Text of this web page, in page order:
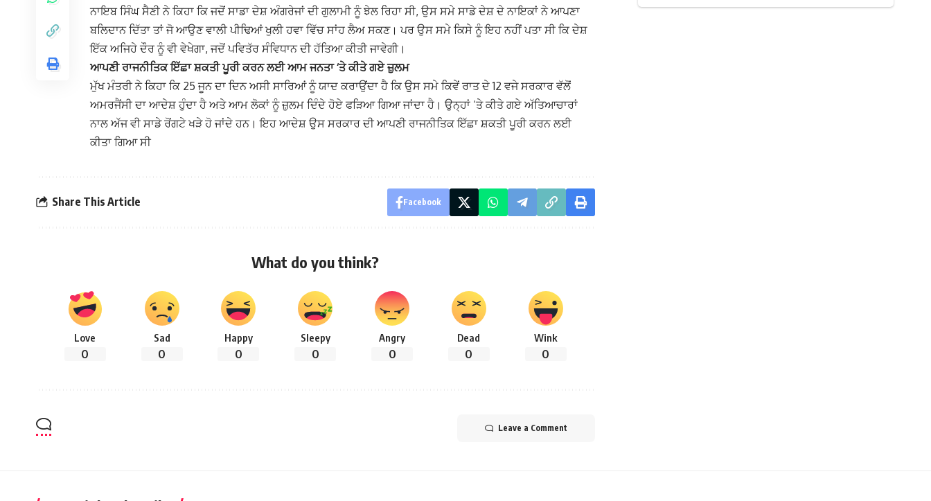
ਨਾਇਬ ਸਿੰਘ ਸੈਣੀ ਨੇ ਕਿਹਾ ਕਿ ਜਦੋਂ ਸਾਡਾ ਦੇਸ਼ ਅੰਗਰੇਜਾਂ ਦੀ ਗੁਲਾਮੀ ਨੂੰ ਝੇਲ ਰਿਹਾ ਸੀ, ਉਸ ਸਮੇ ਸਾਡੇ ਦੇਸ਼ ਦੇ ਨਾਇਕਾਂ ਨੇ ਆਪਣਾ
ਬਲਿਦਾਨ ਦਿੱਤਾ ਤਾਂ ਜੋ ਆਉਣ ਵਾਲੀ ਪੀਢਿਆਂ ਖੁਲੀ ਹਵਾ ਵਿੱਚ ਸਾਂਹ ਲੈਅ ਸਕਣ। ਪਰ ਉਸ ਸਮੇ ਕਿਸੇ ਨੂੰ ਇਹ ਨਹੀਂ ਪਤਾ ਸੀ ਕਿ ਦੇਸ਼
ਇੱਕ ਅਜਿਹੇ ਦੌਰ ਨੂੰ ਵੀ ਵੇਖੇਗਾ, ਜਦੋਂ ਪਵਿਤੱਰ ਸੰਵਿਧਾਨ ਦੀ ਹੱਤਿਆ ਕੀਤੀ ਜਾਵੇਗੀ।
ਆਪਣੀ ਰਾਜਨੀਤਿਕ ਇੱਛਾ ਸ਼ਕਤੀ ਪੂਰੀ ਕਰਨ ਲਈ ਆਮ ਜਨਤਾ ‘ਤੇ ਕੀਤੇ ਗਏ ਜ਼ੁਲਮ
ਮੁੱਖ ਮੰਤਰੀ ਨੇ ਕਿਹਾ ਕਿ 25 ਜੂਨ ਦਾ ਦਿਨ ਅਸੀ ਸਾਰਿਆਂ ਨੂੰ ਯਾਦ ਕਰਾਉਂਦਾ ਹੈ ਕਿ ਉੁਸ ਸਮੇ ਕਿਵੇਂ ਰਾਤ ਦੇ 12 ਵਜੇ ਸਰਕਾਰ ਵੱਲੋਂ
ਅਮਰਜੈਂਸੀ ਦਾ ਆਦੇਸ਼ ਹੁੰਦਾ ਹੈ ਅਤੇ ਆਮ ਲੋਕਾਂ ਨੂੰ ਜ਼ੁਲਮ ਦਿੰਦੇ ਹੋਏ ਫੜਿਆ ਗਿਆ ਜਾਂਦਾ ਹੈ। ਉਨ੍ਹਾਂ ‘ਤੇ ਕੀਤੇ ਗਏ ਅੱਤਿਆਚਾਰਾਂ
ਨਾਲ ਅੱਜ ਵੀ ਸਾਡੇ ਰੋਂਗਟੇ ਖੜੇ ਹੋ ਜਾਂਦੇ ਹਨ। ਇਹ ਆਦੇਸ਼ ਉਸ ਸਰਕਾਰ ਦੀ ਆਪਣੀ ਰਾਜਨੀਤਿਕ ਇੱਛਾ ਸ਼ਕਤੀ ਪੂਰੀ ਕਰਨ ਲਈ
ਕੀਤਾ ਗਿਆ ਸੀ
Share This Article Facebook
What do you think?
Love
0
Sad
0
Happy
0
Sleepy
0
Angry
0
Dead
0
Wink
0
Leave a Comment